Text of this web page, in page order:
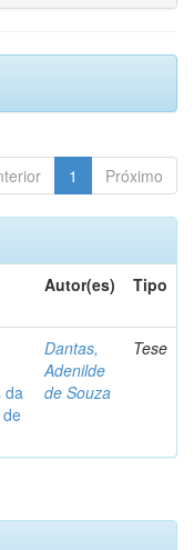
1 Próximo
Autor(es) Tipo
da
Dantas,
Adenilde
de Souza
Tese